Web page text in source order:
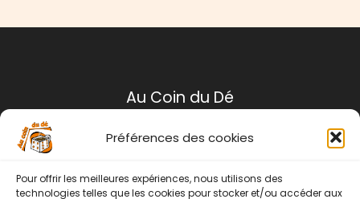
Préférences des cookies
Pour offrir les meilleures expériences, nous utilisons des
technologies telles que les cookies pour stocker et/ou accéder aux
Au Coin du Dé
Conditions générales de ventes
Politique de retour